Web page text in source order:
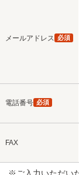
メールアドレス 必須
電話番号 必須
FAX